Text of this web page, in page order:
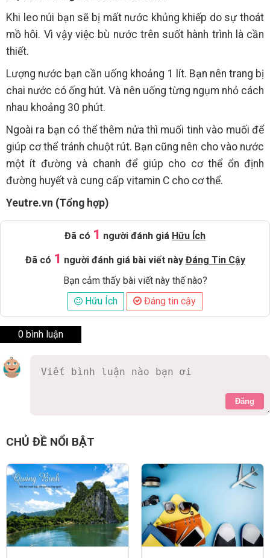
Khi leo núi bạn sẽ bị mất nước khủng khiếp do sự thoát
mồ hôi. Vì vậy việc bù nước trên suốt hành trình là cần
thiết.
Lượng nước bạn cần uống khoảng 1 lít. Bạn nên trang bị
chai nước có ống hút. Và nên uống từng ngụm nhỏ cách
nhau khoảng 30 phút.
Ngoài ra bạn có thể thêm nửa thì muối tinh vào muối để
giúp cơ thể tránh chuột rút. Bạn cũng nên cho vào nước
một ít đường và chanh để giúp cho cơ thể ổn định
đường huyết và cung cấp vitamin C cho cơ thể.
Yeutre.vn (Tổng hợp)
Đã có 1 người đánh giá Hữu Ích
Đã có 1 người đánh giá bài viết này Đáng Tin Cậy
Bạn cảm thấy bài viết này thế nào?
Hữu Ích
Đáng tin cậy
0 bình luận
Đăng
CHỦ ĐỀ NỔI BẬT